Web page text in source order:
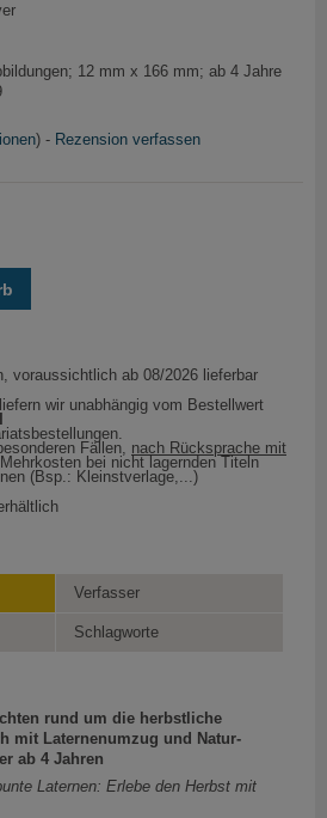
12 mm x 166 mm; ab 4 Jahre
) - Rezension verfassen
voraussichtlich ab 08/2026 lieferbar
wir unabhängig vom Bestellwert
Fällen, nach Rücksprache mit
bei nicht lagernden Titeln
(Bsp.: Kleinstverlage,...)
Verfasser
Schlagworte
rund um die herbstliche
mit Laternenumzug und Natur-
ab 4 Jahren
Laternen: Erlebe den Herbst mit